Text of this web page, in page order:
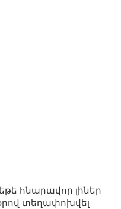
հնարավոր լիներ
տեղափոխվել